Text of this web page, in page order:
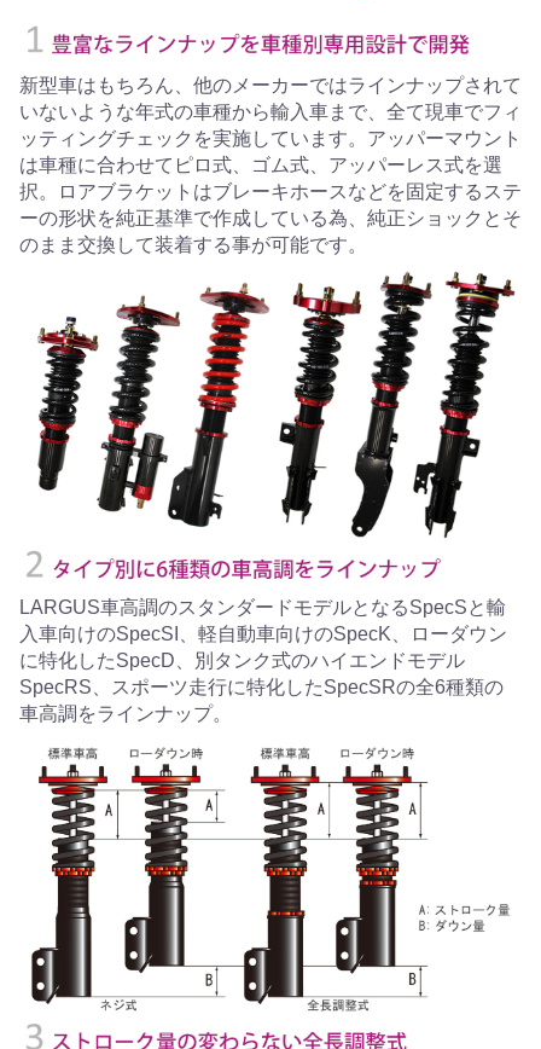
新型車はもちろん、他のメーカーではラインナップされて
いないような年式の車種から輸入車まで、全て現車でフィ
ッティングチェックを実施しています。アッパーマウント
は車種に合わせてピロ式、ゴム式、アッパーレス式を選
択。ロアブラケットはブレーキホースなどを固定するステ
ーの形状を純正基準で作成している為、純正ショックとそ
のまま交換して装着する事が可能です。
LARGUS車高調のスタンダードモデルとなるSpecSと輸
入車向けのSpecSI、軽自動車向けのSpecK、ローダウン
に特化したSpecD、別タンク式のハイエンドモデル
SpecRS、スポーツ走行に特化したSpecSRの全6種類の
車高調をラインナップ。